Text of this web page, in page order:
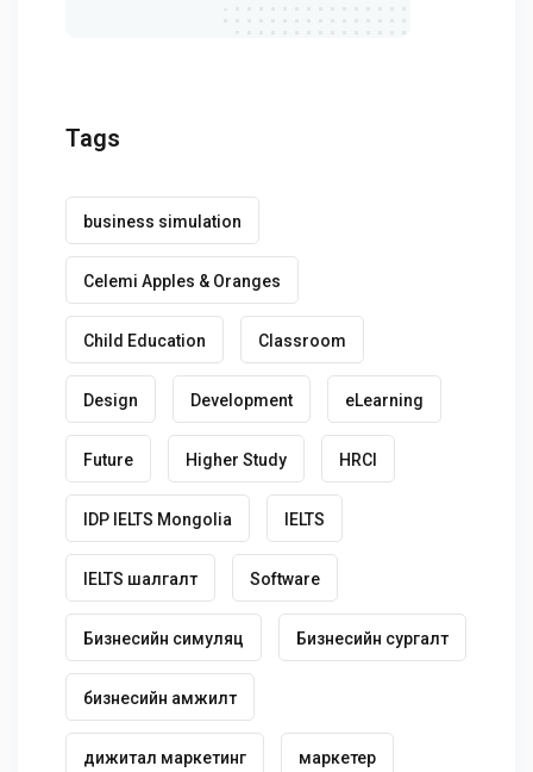
Tags
business simulation
Celemi Apples & Oranges
Child Education Classroom
Design Development eLearning
Future Higher Study HRCI
IDP IELTS Mongolia IELTS
IELTS шалгалт Software
Бизнесийн симуляц Бизнесийн сургалт
бизнесийн амжилт
дижитал маркетинг маркетер